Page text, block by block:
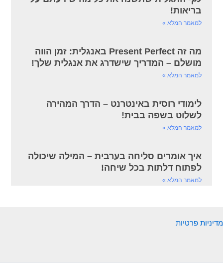
בריאות!
למאמר המלא »
מה זה Present Perfect באנגלית: זמן הווה
מושלם – המדריך שישדרג את אנגלית שלך!
למאמר המלא »
לימודי רוסית באינטרנט – הדרך המהירה
לשלוט בשפה בבית!
למאמר המלא »
איך אומרים סליחה בערבית – המילה שיכולה
לפתוח דלתות בכל שיחה!
למאמר המלא »
מדיניות פרטיות